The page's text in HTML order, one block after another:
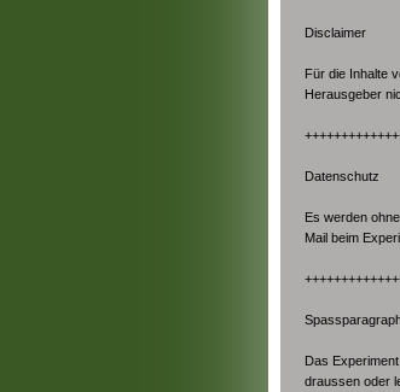
Disclaimer
Für die Inhalte
Herausgeber
Datenschutz
Es werden
Mail beim
Das
draussen oder